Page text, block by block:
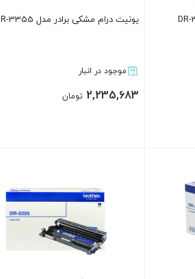
یونیت درام مشکی برادر مدل DR-3355
موجود در انبار
2,235,683 تومان